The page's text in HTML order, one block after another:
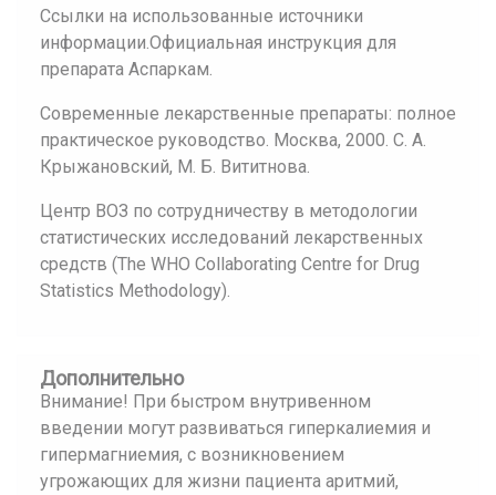
Ссылки на использованные источники
информации.Официальная инструкция для
препарата Аспаркам.
Современные лекарственные препараты: полное
практическое руководство. Москва, 2000. С. А.
Крыжановский, М. Б. Вититнова.
Центр ВОЗ по сотрудничеству в методологии
статистических исследований лекарственных
средств (The WHO Collaborating Centre for Drug
Statistics Methodology).
Дополнительно
Внимание! При быстром внутривенном
введении могут развиваться гиперкалиемия и
гипермагниемия, с возникновением
угрожающих для жизни пациента аритмий,